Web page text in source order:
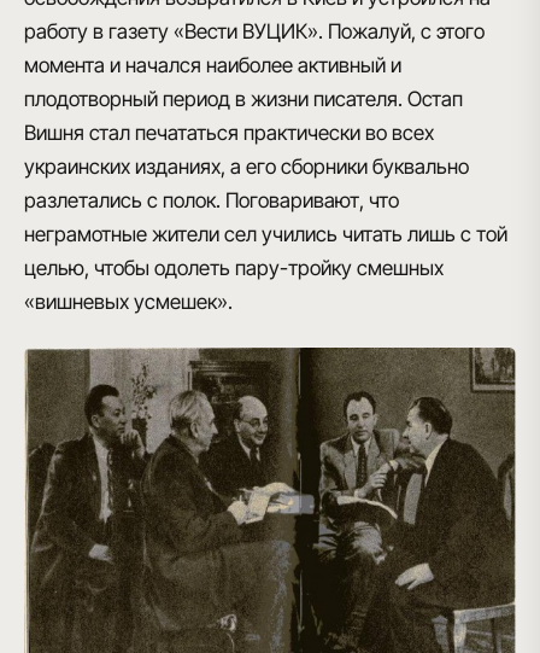
работу в газету «Вести ВУЦИК». Пожалуй, с этого
момента и начался наиболее активный и
плодотворный период в жизни писателя. Остап
Вишня стал печататься практически во всех
украинских изданиях, а его сборники буквально
разлетались с полок. Поговаривают, что
неграмотные жители сел учились читать лишь с той
целью, чтобы одолеть пару-тройку смешных
«вишневых усмешек».